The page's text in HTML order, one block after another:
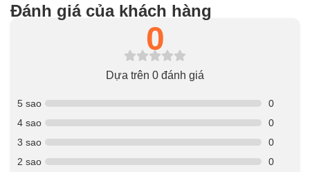
Đánh giá của khách hàng
0
Dựa trên 0 đánh giá
5 sao
0
4 sao
0
3 sao
0
2 sao
0